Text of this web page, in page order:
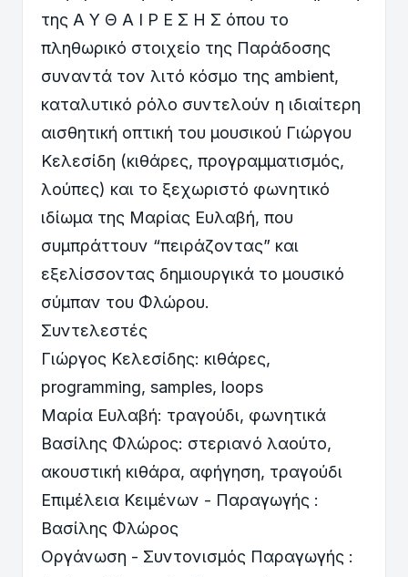
της Α Υ Θ Α Ι Ρ Ε Σ Η Σ όπου το
πληθωρικό στοιχείο της Παράδοσης
συναντά τον λιτό κόσμο της ambient,
καταλυτικό ρόλο συντελούν η ιδιαίτερη
αισθητική οπτική του μουσικού Γιώργου
Κελεσίδη (κιθάρες, προγραμματισμός,
λούπες) και το ξεχωριστό φωνητικό
ιδίωμα της Μαρίας Ευλαβή, που
συμπράττουν “πειράζοντας” και
εξελίσσοντας δημιουργικά το μουσικό
σύμπαν του Φλώρου.
Συντελεστές
Γιώργος Κελεσίδης: κιθάρες,
programming, samples, loops
Μαρία Ευλαβή: τραγούδι, φωνητικά
Βασίλης Φλώρος: στεριανό λαούτο,
ακουστική κιθάρα, αφήγηση, τραγούδι
Επιμέλεια Κειμένων - Παραγωγής :
Βασίλης Φλώρος
Οργάνωση - Συντονισμός Παραγωγής :